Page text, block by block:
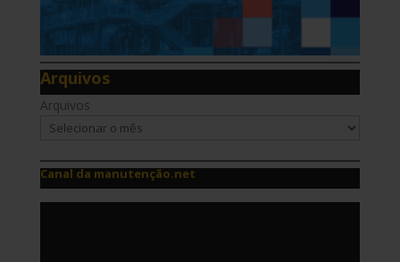
Arquivos
Arquivos
Canal da manutenção.net